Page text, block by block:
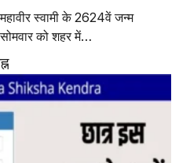
स्वामी के 2624वें जन्म
को शहर में…